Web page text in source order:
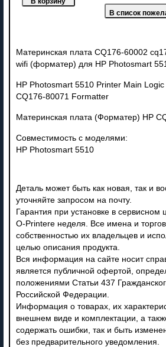
Материнская плата CQ176-60002
wifi (форматер) для HP Photosmart
HP Photosmart 5510 Printer Main
CQ176-80071 Formatter
Материнская плата (Форматер) HP
Совместимость с моделями:
HP Photosmart 5510
Деталь может быть как новая, так и
уточняйте запросом на почту.
Гарантия при установке в сервисном
O-Printere неделя. Все имена и
собственностью их владельцев и
целью описания продукта.
Вся информация на сайте носит
является публичной офертой,
положениями Статьи 437
Российской Федерации.
Информация о товарах, их
внешнем виде и комплектации, а
содержать ошибки, так и быть
без предварительного уведомления.